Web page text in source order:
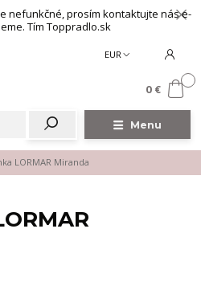
nefunkčné, prosím kontaktujte nás e-
Tím Toppradlo.sk
Menu
EUR
0 €
LORMAR Miranda